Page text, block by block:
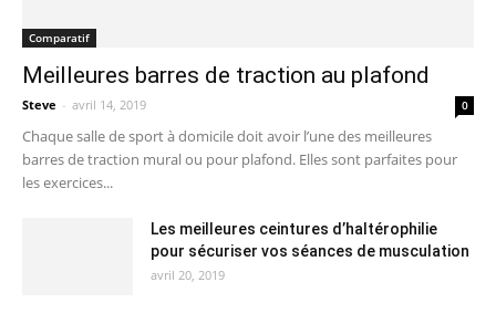
Comparatif
Meilleures barres de traction au plafond
Steve - avril 14, 2019 0
Chaque salle de sport à domicile doit avoir l’une des meilleures
barres de traction mural ou pour plafond. Elles sont parfaites pour
les exercices...
Les meilleures ceintures d’haltérophilie
pour sécuriser vos séances de musculation
avril 20, 2019